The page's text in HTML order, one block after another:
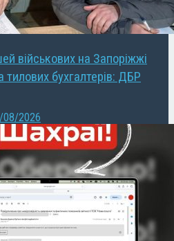
військових на Запоріжжі
тилових бухгалтерів: ДБР
08/2026